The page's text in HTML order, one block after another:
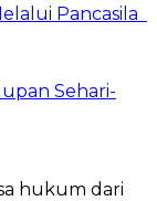
Pancasila
Sehari-